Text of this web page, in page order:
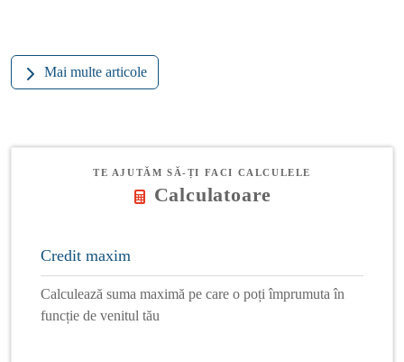
Mai multe articole
TE AJUTĂM SĂ-ȚI FACI CALCULELE
Calculatoare
Credit maxim
Calculează suma maximă pe care o poți împrumuta în
funcție de venitul tău